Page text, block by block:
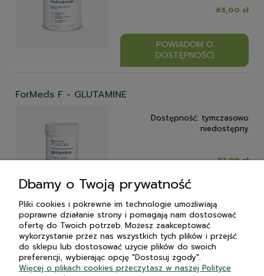
65,00 zł
POWIADOM O
DOSTĘPNOŚCI
ForMeds F - GLUTAMINE
Dostępność: tymczasowo
niedostępny
37,00 zł
DOSTĘPNOŚCI
Płatności i dostawa
Dbamy o Twoją prywatność
Pliki cookies i pokrewne im technologie umożliwiają
poprawne działanie strony i pomagają nam dostosować
ofertę do Twoich potrzeb. Możesz zaakceptować
wykorzystanie przez nas wszystkich tych plików i przejść
do sklepu lub dostosować użycie plików do swoich
preferencji, wybierając opcję "Dostosuj zgody".
Więcej o plikach cookies przeczytasz w naszej Polityce